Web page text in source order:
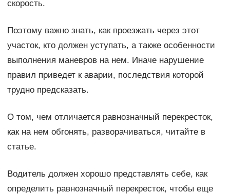
скорость.
Поэтому важно знать, как проезжать через этот
участок, кто должен уступать, а также особенности
выполнения маневров на нем. Иначе нарушение
правил приведет к аварии, последствия которой
трудно предсказать.
О том, чем отличается равнозначный перекресток,
как на нем обгонять, разворачиваться, читайте в
статье.
Водитель должен хорошо представлять себе, как
определить равнозначный перекресток, чтобы еще